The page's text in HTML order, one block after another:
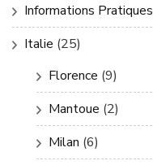
Informations Pratiques
Italie (25)
Florence (9)
Mantoue (2)
Milan (6)